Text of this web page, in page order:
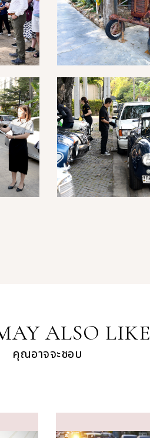
ALSO LIKE
คุณอาจจะชอบ